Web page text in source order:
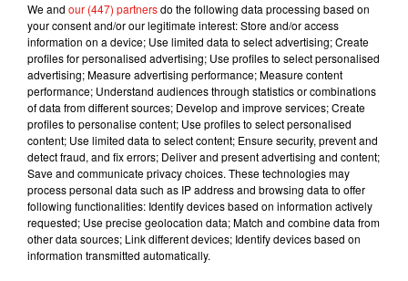
Design Olivier
We and our (447) partnersdo the following data processing based on
your consent and/or our legitimate interest: Store and/or access
information on a device; Use limited data to select advertising; Create
profiles for personalised advertising; Use profiles to select personalised
advertising; Measure advertising performance; Measure content
performance; Understand audiences through statistics or combinations
of data from different sources; Develop and improve services; Create
profiles to personalise content; Use profiles to select personalised
content; Use limited data to select content; Ensure security, prevent and
detect fraud, and fix errors; Deliver and present advertising and content;
Save and communicate privacy choices. These technologies may
process personal data such as IP address and browsing data to offer
following functionalities: Identify devices based on information actively
requested; Use precise geolocation data; Match and combine data from
other data sources; Link different devices; Identify devices based on
information transmitted automatically.